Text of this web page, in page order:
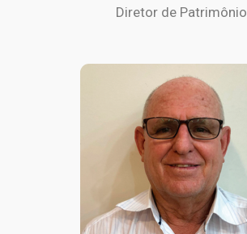
Diretor de Patrimônio